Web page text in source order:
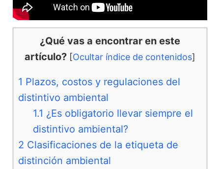
¿Qué vas a encontrar en este
artículo? [Ocultar índice de contenidos]
1 Plazos, costos y regulaciones del
distintivo ambiental
1.1 ¿Es obligatorio llevar siempre el
distintivo ambiental?
2 Clasificaciones de la etiqueta de
distinción ambiental